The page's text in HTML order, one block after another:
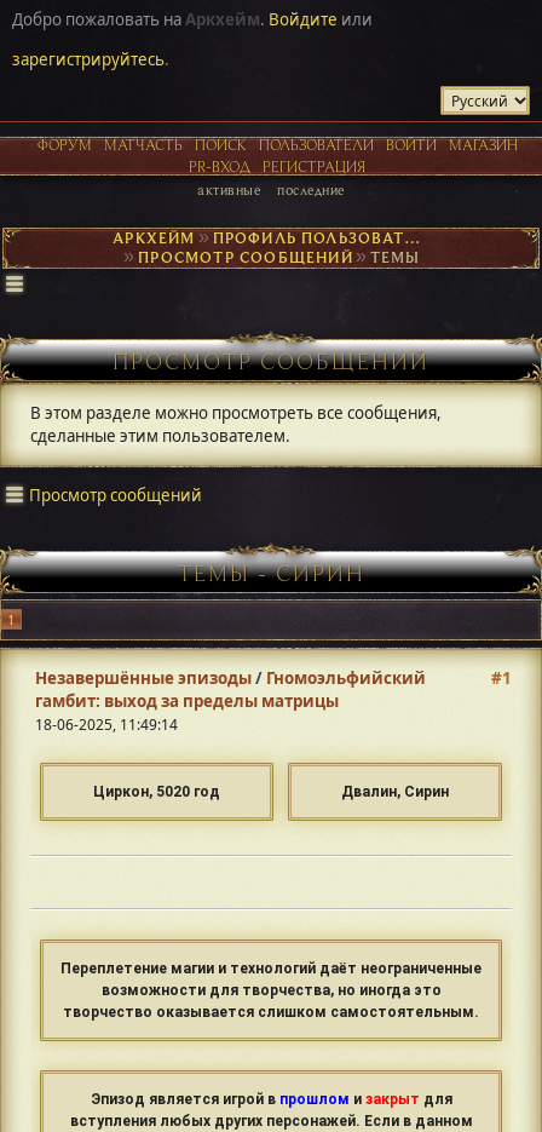
Добро пожаловать наАркхейм. Войдите или
зарегистрируйтесь.
ФОРУМ МАТЧАСТЬ ПОИСК ПОЛЬЗОВАТЕЛИ ВОЙТИ
МАГАЗИН
PR-ВХОД
РЕГИСТРАЦИЯ
активные последние
АРКХЕЙМ► ПРОФИЛЬ ПОЛЬЗОВАТЕЛЯ СИРИН
►ПРОСМОТР СООБЩЕНИЙ ►ТЕМЫ
ПРОСМОТР СООБЩЕНИЙ
В этом разделе можно просмотреть все сообщения,
сделанные этим пользователем.
Просмотр сообщений
ТЕМЫ - СИРИН
1
#1
Незавершённые эпизоды/ Гномоэльфийский
гамбит: выход за пределы матрицы
18-06-2025, 11:49:14
Циркон, 5020 год Двалин, Сирин
Переплетение магии и технологий даёт неограниченные
возможности для творчества, но иногда это
творчество оказывается слишком самостоятельным.
Эпизод является игрой в прошлом и закрыт для
вступления любых других персонажей. Если в данном